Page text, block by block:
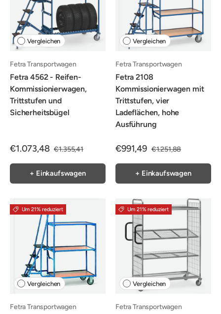
Vergleichen
Fetra Transportwagen
Fetra 4562 - Reifen-
Kommissionierwagen,
Trittstufen und
Sicherheitsbügel
€1.073,48 €1.355,41
+ Einkaufswagen
Vergleichen
Fetra Transportwagen
Fetra 2108
Kommissionierwagen mit
Trittstufen, vier
Ladeflächen, hohe
Ausführung
€991,49 €1.251,88
+ Einkaufswagen
Um 21% reduziert
Vergleichen
Fetra Transportwagen
Um 21% reduziert
Vergleichen
Fetra Transportwagen